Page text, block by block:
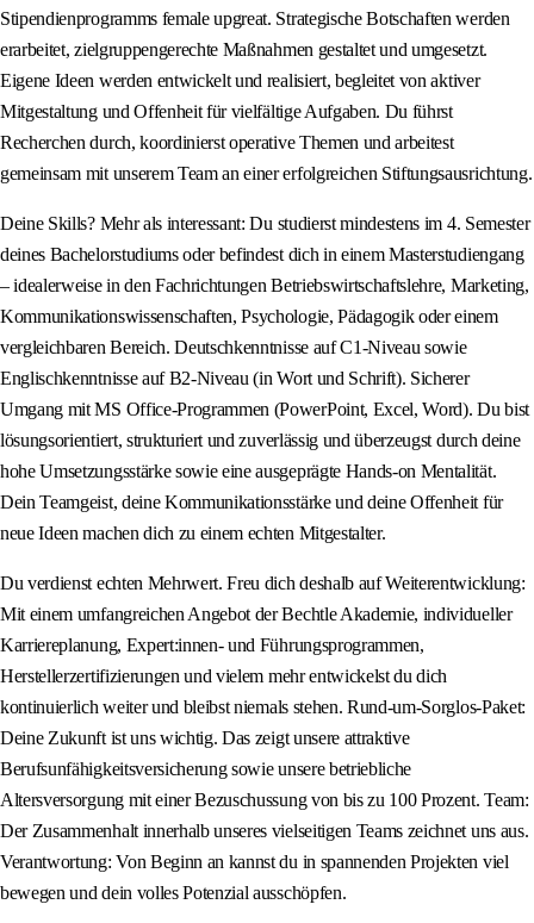
Stipendienprogramms female upgreat. Strategische Botschaften werden
erarbeitet, zielgruppengerechte Maßnahmen gestaltet und umgesetzt.
Eigene Ideen werden entwickelt und realisiert, begleitet von aktiver
Mitgestaltung und Offenheit für vielfältige Aufgaben. Du führst
Recherchen durch, koordinierst operative Themen und arbeitest
gemeinsam mit unserem Team an einer erfolgreichen Stiftungsausrichtung.
Deine Skills? Mehr als interessant: Du studierst mindestens im 4. Semester
deines Bachelorstudiums oder befindest dich in einem Masterstudiengang
– idealerweise in den Fachrichtungen Betriebswirtschaftslehre, Marketing,
Kommunikationswissenschaften, Psychologie, Pädagogik oder einem
vergleichbaren Bereich. Deutschkenntnisse auf C1-Niveau sowie
Englischkenntnisse auf B2-Niveau (in Wort und Schrift). Sicherer
Umgang mit MS Office-Programmen (PowerPoint, Excel, Word). Du bist
lösungsorientiert, strukturiert und zuverlässig und überzeugst durch deine
hohe Umsetzungsstärke sowie eine ausgeprägte Hands-on Mentalität.
Dein Teamgeist, deine Kommunikationsstärke und deine Offenheit für
neue Ideen machen dich zu einem echten Mitgestalter.
Du verdienst echten Mehrwert. Freu dich deshalb auf Weiterentwicklung:
Mit einem umfangreichen Angebot der Bechtle Akademie, individueller
Karriereplanung, Expert:innen- und Führungsprogrammen,
Herstellerzertifizierungen und vielem mehr entwickelst du dich
kontinuierlich weiter und bleibst niemals stehen. Rund-um-Sorglos-Paket:
Deine Zukunft ist uns wichtig. Das zeigt unsere attraktive
Berufsunfähigkeitsversicherung sowie unsere betriebliche
Altersversorgung mit einer Bezuschussung von bis zu 100 Prozent. Team:
Der Zusammenhalt innerhalb unseres vielseitigen Teams zeichnet uns aus.
Verantwortung: Von Beginn an kannst du in spannenden Projekten viel
bewegen und dein volles Potenzial ausschöpfen.